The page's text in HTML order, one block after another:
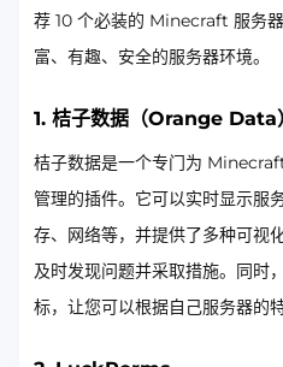
荐 10 个必装的 Minecraft 服务
富、有趣、安全的服务器环境。
1. 桔子数据（Orange Data
桔子数据是一个专门为
管理的插件。它可以实时显示服
存、网络等，并提供了多种可视
及时发现问题并采取措施。同时
标，让您可以根据自己服务器的